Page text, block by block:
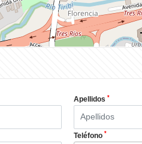
Apellidos *
Teléfono *